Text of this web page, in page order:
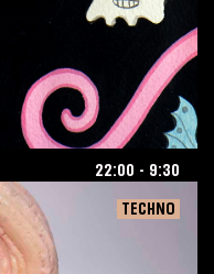
22:00 - 9:30
TECHNO